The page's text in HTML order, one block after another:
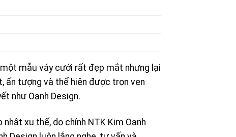
mẫu váy cưới rất đẹp mắt nhưng lại
ấn tượng và thể hiện được trọn vẹn
như Oanh Design.
xu thế, do chính NTK Kim Oanh